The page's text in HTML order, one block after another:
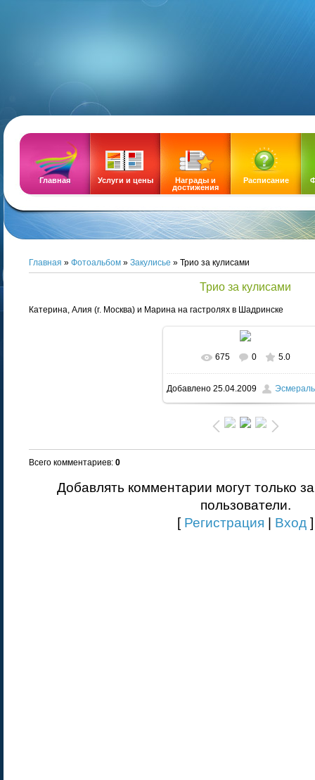
Главная Услуги и цены
Награды и
достижения
Расписание
Главная » Фотоальбом » Закулисье » Трио за кулисами
Трио за кулисами
Катерина, Алия (г. Москва) и Марина на гастролях в Шадринске
675 0 5.0
Добавлено25.04.2009
Всего комментариев: 0
Добавлять комментарии могут только
пользователи.
[ Регистрация Вход ]